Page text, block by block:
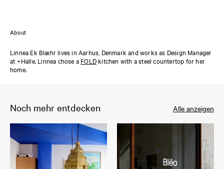
About
Linnea Ek Blæhr lives in Aarhus, Denmark and works as Design Manager
at +Halle. Linnea chose a FOLD kitchen with a steel countertop for her
home.
Noch mehr entdecken Alle anzeigen